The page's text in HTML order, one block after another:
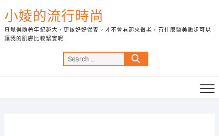
to
content
小婈的流行時尚
真覺得隨著年紀越大，更該好好保養，才不會看起來很老，有什麼醫美撇步可以
讓我的肌膚比較緊實呢
Search
…